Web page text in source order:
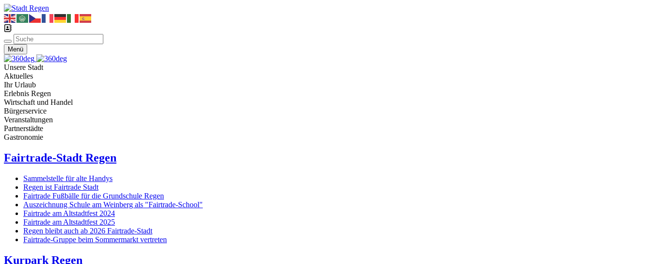
Menü
Unsere Stadt
Aktuelles
Ihr Urlaub
Erlebnis Regen
Wirtschaft und Handel
Bürgerservice
Veranstaltungen
Partnerstädte
Gastronomie
Fairtrade-Stadt Regen
Sammelstelle für alte Handys
Regen ist Fairtrade Stadt
Fairtrade Fußbälle für die Grundschule Regen
Auszeichnung Schule am Weinberg als "Fairtrade-School"
Fairtrade am Altstadtfest 2024
Fairtrade am Altstadtfest 2025
Regen bleibt auch ab 2026 Fairtrade-Stadt
Fairtrade-Gruppe beim Sommermarkt vertreten
Kurpark Regen